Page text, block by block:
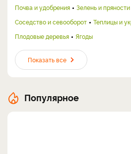
Почва и удобрения
Зелень и пряности
Соседство и севооборот
Теплицы и
Плодовые деревья
Ягоды
Показать все
Популярное